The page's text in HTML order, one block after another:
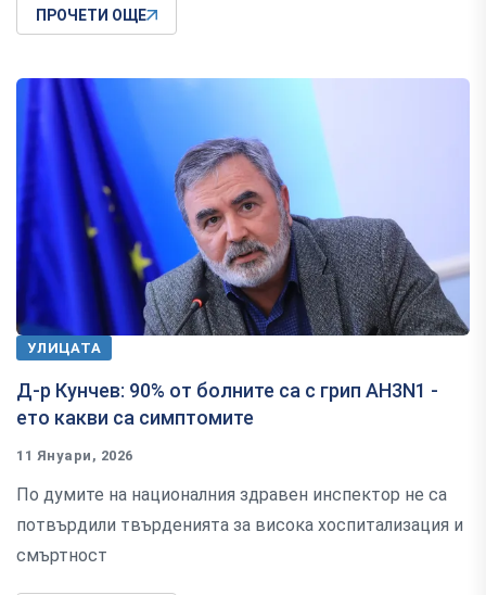
ПРОЧЕТИ ОЩЕ
УЛИЦАТА
Д-р Кунчев: 90% от болните са с грип AH3N1 -
ето какви са симптомите
11 Януари, 2026
По думите на националния здравен инспектор не са
потвърдили твърденията за висока хоспитализация и
смъртност